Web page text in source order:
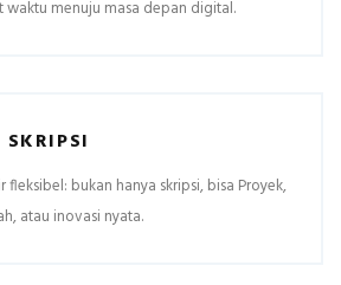
waktu menuju masa depan digital.
fleksibel: bukan hanya skripsi, bisa Proyek,
atau inovasi nyata.